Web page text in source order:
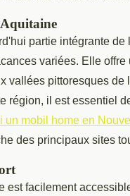
partie intégrante
variées. Elle
vallées pittoresques
région, il est essentiel
un mobil home en
des principaux sites
est facilement